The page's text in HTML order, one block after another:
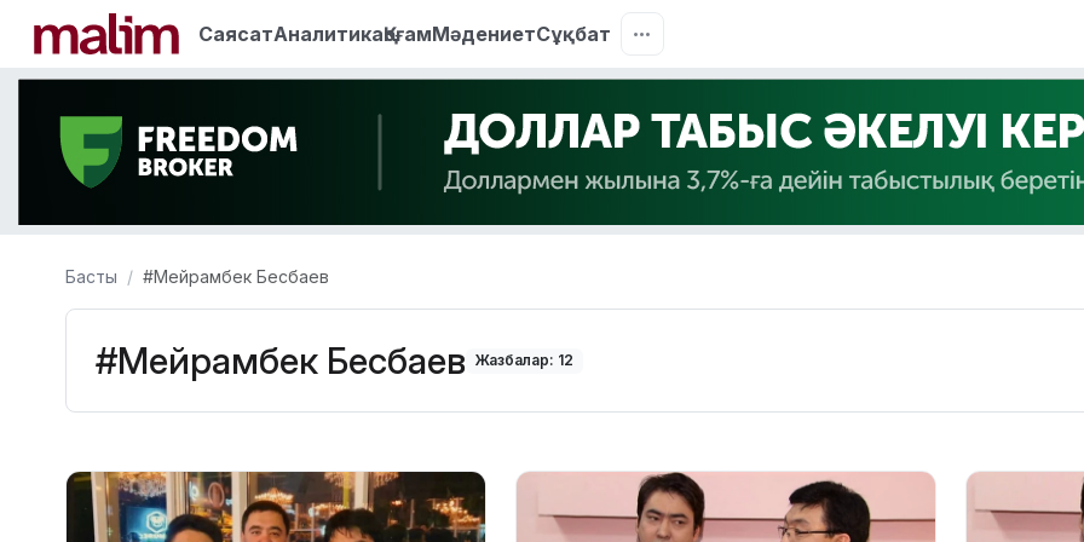
СаясатАналитикаҚоғамМәдениетСұқбат
Басты #Мейрамбек Бесбаев
#Мейрамбек Бесбаев Жазбалар: 12